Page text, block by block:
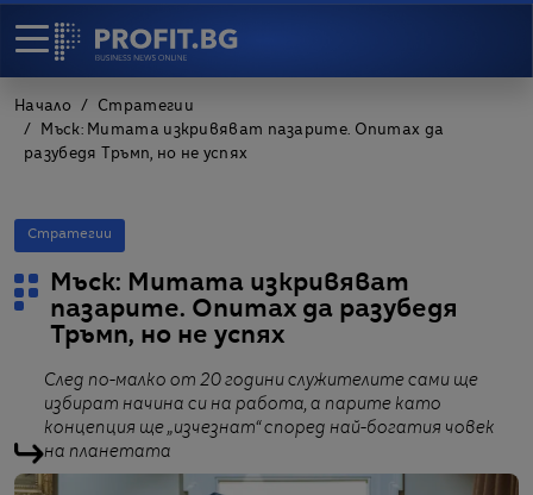
Начало
Стратегии
Мъск: Митата изкривяват пазарите. Опитах да
разубедя Тръмп, но не успях
Стратегии
Мъск: Митата изкривяват
пазарите. Опитах да разубедя
Тръмп, но не успях
След по-малко от 20 години служителите сами ще
избират начина си на работа, а парите като
концепция ще „изчезнат“ според най-богатия човек
на планетата